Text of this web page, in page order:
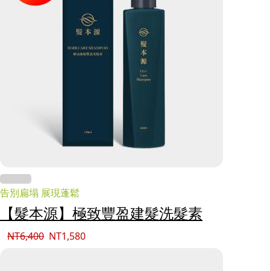
告別扁塌 展現蓬鬆
【髮本源】極致豐盈建髮洗髮素
NT6,400 NT1,580